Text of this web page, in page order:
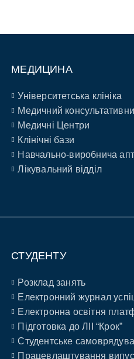
МЕДИЦИНА
Університетська клініка
Медичний
Медичні Центри
Клінічні бази
Навчально-виробнича
Лікувальний відділ
СТУДЕНТУ
Розклад занять
Електронний журнал
Електронна освітня
Підготовка до ЛІІ “Крок”
Студентське
Працевлаштування